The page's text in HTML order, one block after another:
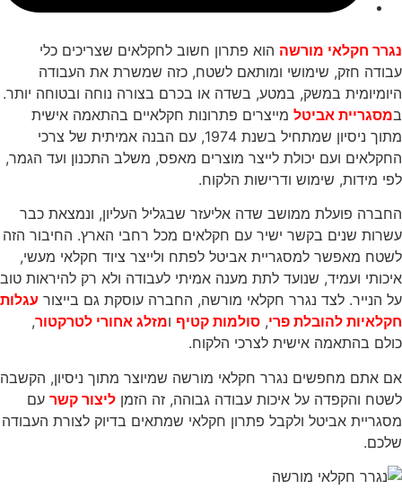
נגרר חקלאי מורשה הוא פתרון חשוב לחקלאים שצריכים כלי
עבודה חזק, שימושי ומותאם לשטח, כזה שמשרת את העבודה
היומיומית במשק, במטע, בשדה או בכרם בצורה נוחה ובטוחה יותר.
במסגריית אביטל מייצרים פתרונות חקלאיים בהתאמה אישית
מתוך ניסיון שמתחיל בשנת 1974, עם הבנה אמיתית של צרכי
החקלאים ועם יכולת לייצר מוצרים מאפס, משלב התכנון ועד הגמר,
לפי מידות, שימוש ודרישות הלקוח.
החברה פועלת ממושב שדה אליעזר שבגליל העליון, ונמצאת כבר
עשרות שנים בקשר ישיר עם חקלאים מכל רחבי הארץ. החיבור הזה
לשטח מאפשר למסגריית אביטל לפתח ולייצר ציוד חקלאי מעשי,
איכותי ועמיד, שנועד לתת מענה אמיתי לעבודה ולא רק להיראות טוב
על הנייר. לצד נגרר חקלאי מורשה, החברה עוסקת גם בייצור עגלות
חקלאיות להובלת פרי, סולמות קטיף ומזלג אחורי לטרקטור,
כולם בהתאמה אישית לצרכי הלקוח.
אם אתם מחפשים נגרר חקלאי מורשה שמיוצר מתוך ניסיון, הקשבה
לשטח והקפדה על איכות עבודה גבוהה, זה הזמן ליצור קשר עם
מסגריית אביטל ולקבל פתרון חקלאי שמתאים בדיוק לצורת העבודה
שלכם.